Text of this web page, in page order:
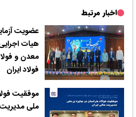
اخبار مرتبط
عضویت
هیات
معدن و
فولاد ایران
موفقیت
ملی مدیریت